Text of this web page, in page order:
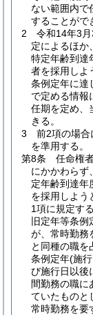
ない範囲内で
することがで
2
令和14年3
定によるほか
特定年齢到達
者を採用しよ
条例定年に達
で定める情報
任期を定め、
きる。
3
前2項の場合
を準用する。
第8条
任命権
にかかわらず
定年齢到達年
を採用しよう
1項に規定す
旧定年等条
が、常時勤務
と同種の職を
条例定年(施
び施行日以後
間勤務の職に
ていたものと
常時勤務を要